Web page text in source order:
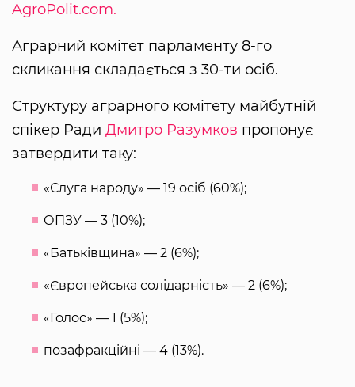
AgroPolit.com.
Аграрний комітет парламенту 8-го
скликання складається з 30-ти осіб.
Структуру аграрного комітету майбутній
спікер Ради Дмитро Разумков пропонує
затвердити таку:
«Слуга народу» — 19 осіб (60%);
ОПЗУ — 3 (10%);
«Батьківщина» — 2 (6%);
«Європейська солідарність» — 2 (6%);
«Голос» — 1 (5%);
позафракційні — 4 (13%).